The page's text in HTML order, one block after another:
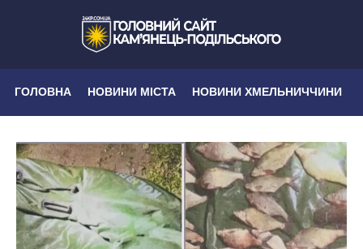
ГОЛОВНА НОВИНИ МІСТА НОВИНИ ХМЕЛЬНИЧЧИНИ